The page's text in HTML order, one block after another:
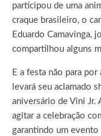
participou de uma
craque brasileiro, o
Eduardo Camavinga,
compartilhou alguns
E a festa não para
levará seu aclamado
aniversário de Vini Jr.
agitar a celebração
garantindo um